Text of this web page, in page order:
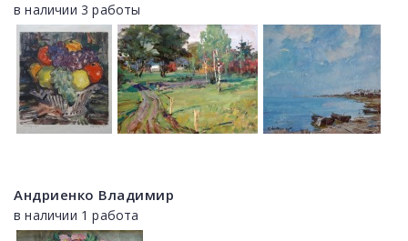
в наличии 3 работы
Андриенко Владимир
в наличии 1 работа